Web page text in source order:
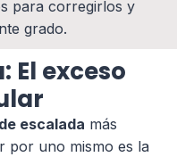
para corregirlos y
grado.
El exceso
escalada más
por uno mismo es la